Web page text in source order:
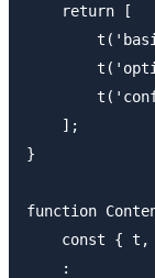
    return [
    ];
}
function
const { t,
    :